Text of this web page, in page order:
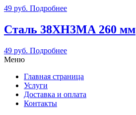
49 руб. Подробнее
Сталь 38ХН3МА 260 мм
49 руб. Подробнее
Меню
Главная страница
Услуги
Доставка и оплата
Контакты